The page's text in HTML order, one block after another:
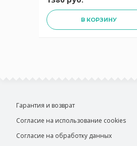
В КОРЗИНУ
Гарантия и возврат
Согласие на использование cookies
Согласие на обработку данных